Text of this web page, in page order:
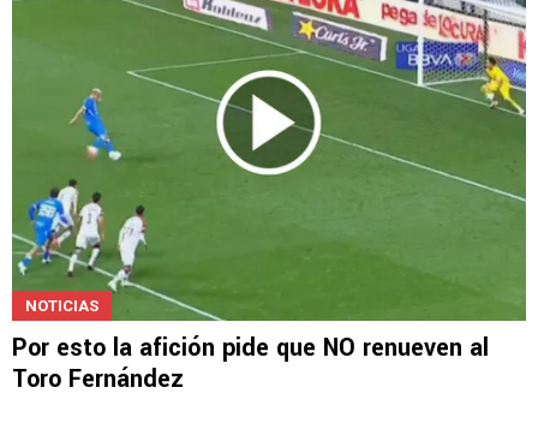
NOTICIAS
Por esto la afición pide que NO renueven al
Toro Fernández